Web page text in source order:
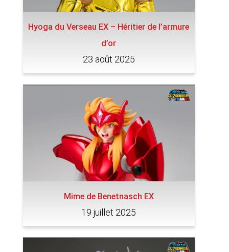
Hyoga du Verseau EX – Héritier de l’armure
d’or
23 août 2025
Mime de Benetnasch EX
19 juillet 2025